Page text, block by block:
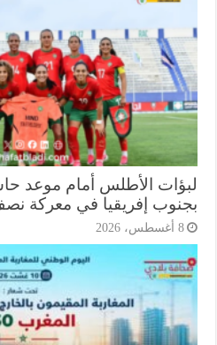
الأطلس أمام موعد
إفريقيا في معركة نصف نهائي